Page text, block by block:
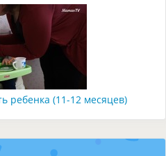
ребенка (11-12 месяцев)